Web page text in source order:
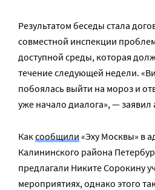
Результатом беседы стала
совместной инспекции
доступной среды, которая
течение следующей недели.
побоялась выйти на мороз и
уже начало диалога», — заявил
Каксообщили«Эху Москвы» в
Калининского района
предлагали Никите Сорокину
мероприятиях, однако этого